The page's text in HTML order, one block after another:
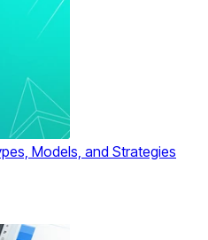
Models, and Strategies